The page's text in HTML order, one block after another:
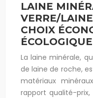
LAINE
VERRE/
CHOIX
ÉCOLOGIQUE
La laine minérale,
de laine de roche,
matériaux
rapport qualité-